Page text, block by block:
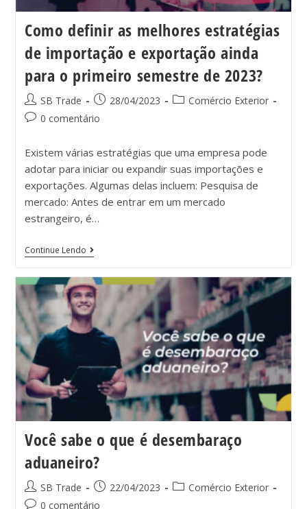
Como definir as melhores estratégias
de importação e exportação ainda
para o primeiro semestre de 2023?
SB Trade 28/04/2023
Comércio Exterior
0 comentário
Existem várias estratégias que uma empresa pode
adotar para iniciar ou expandir suas importações e
exportações. Algumas delas incluem: Pesquisa de
mercado: Antes de entrar em um mercado
estrangeiro, é…
Continue Lendo
Você sabe o que é desembaraço
aduaneiro?
SB Trade 22/04/2023
Comércio Exterior
0 comentário